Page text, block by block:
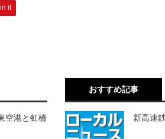
it
空港と虹橋
おすすめ記事
新高速